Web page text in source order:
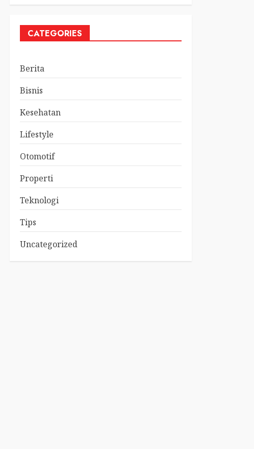
CATEGORIES
Berita
Bisnis
Kesehatan
Lifestyle
Otomotif
Properti
Teknologi
Tips
Uncategorized